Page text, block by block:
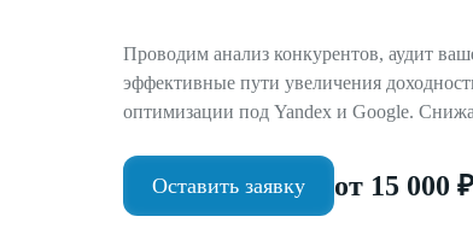
Проводим анализ конкурентов, аудит
эффективные пути увеличения
оптимизации под Yandex и Google.
Оставить заявку от 15 000 ₽